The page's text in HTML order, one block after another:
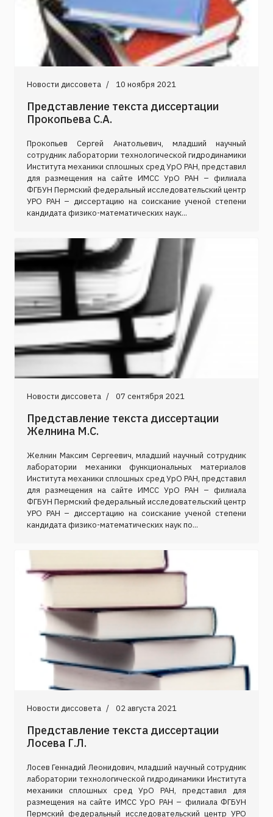
Новости диссовета 10 ноября 2021
Представление текста диссертации
Прокопьева С.А.
Прокопьев Сергей Анатольевич, младший научный
сотрудник лаборатории технологической гидродинамики
Института механики сплошных сред УрО РАН, представил
для размещения на сайте ИМСС УрО РАН – филиала
ФГБУН Пермский федеральный исследовательский центр
УРО РАН – диссертацию на соискание ученой степени
кандидата физико-математических наук...
Новости диссовета 07 сентября 2021
Представление текста диссертации
Желнина М.С.
Желнин Максим Сергеевич, младший научный сотрудник
лаборатории механики функциональных материалов
Института механики сплошных сред УрО РАН, представил
для размещения на сайте ИМСС УрО РАН – филиала
ФГБУН Пермский федеральный исследовательский центр
УРО РАН – диссертацию на соискание ученой степени
кандидата физико-математических наук по...
Новости диссовета 02 августа 2021
Представление текста диссертации
Лосева Г.Л.
Лосев Геннадий Леонидович, младший научный сотрудник
лаборатории технологической гидродинамики Института
механики сплошных сред УрО РАН, представил для
размещения на сайте ИМСС УрО РАН – филиала ФГБУН
Пермский федеральный исследовательский центр УРО